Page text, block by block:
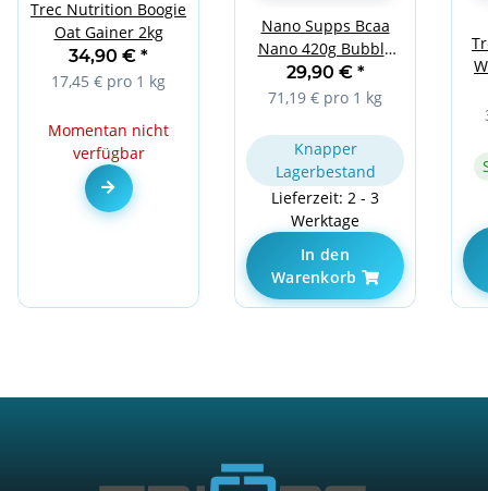
Trec Nutrition Boogie
Oat Gainer 2kg
34,90 € *
17,45 € pro 1 kg
Momentan nicht
verfügbar
Zum Artikel
Nano Supps Bcaa
Nano 420g Bubble
Gum
29,90 € *
71,19 € pro 1 kg
Knapper
Lagerbestand
Lieferzeit: 2 - 3
Werktage
In den
Warenkorb